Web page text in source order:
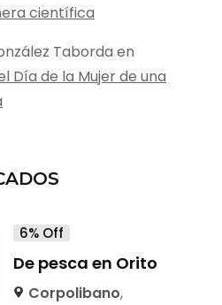
científica
Taborda en
Día de la Mujer de una
6% Off
De pesca en Orito
Corpolibano,